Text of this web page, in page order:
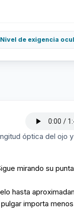
Nivel de exigencia
óptica del ojo
mirando su
hasta
importa